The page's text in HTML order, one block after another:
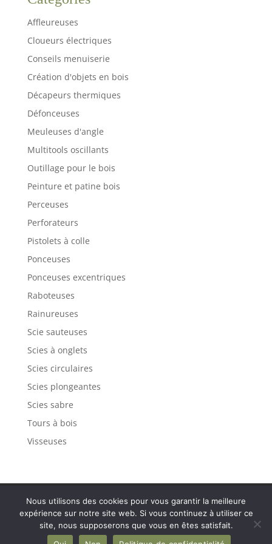
Affleureuses
Cloueurs électriques
Conseils menuiserie
Création d'objets en bois
Décapeurs thermiques
Défonceuses
Meuleuses d'angle
Multitools oscillants
Outillage pour le bois
Peinture et patine bois
Perceuses
Perforateurs
Pistolets à colle
Ponceuses
Ponceuses excentriques
Raboteuses
Rainureuses
Scie sauteuses
Scies à onglets
Scies circulaires
Scies plongeantes
Scies sabre
Tours à bois
Visseuses
Politique de confidentialité
Mentions légales
Plan de site
Contact
Nous utilisons des cookies pour vous garantir la meilleure
expérience sur notre site web. Si vous continuez à utiliser ce
site, nous supposerons que vous en êtes satisfait.